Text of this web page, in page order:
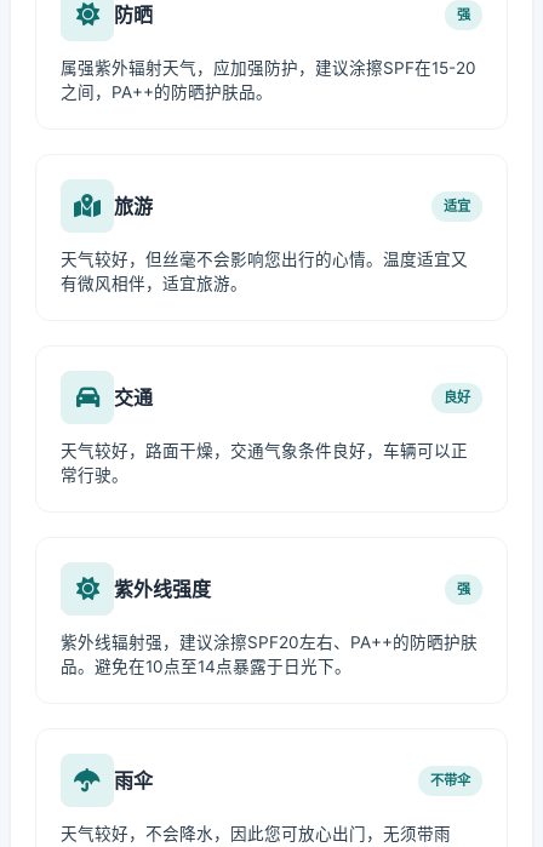
防晒 强
属强紫外辐射天气，应加强防护，建议涂擦SPF在15-20
之间，PA++的防晒护肤品。
旅游 适宜
天气较好，但丝毫不会影响您出行的心情。温度适宜又
有微风相伴，适宜旅游。
交通 良好
天气较好，路面干燥，交通气象条件良好，车辆可以正
常行驶。
紫外线强度 强
紫外线辐射强，建议涂擦SPF20左右、PA++的防晒护肤
品。避免在10点至14点暴露于日光下。
雨伞 不带伞
天气较好，不会降水，因此您可放心出门，无须带雨